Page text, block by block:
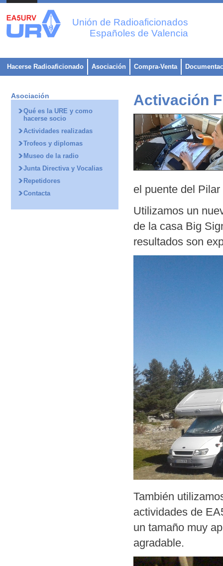
Unión de Radioaficionados
Españoles de Valencia
Hacerse Radioaficionado Asociación Compra-Venta
Activación
el puente del
Utilizamos un
de la casa Big
resultados son
También
actividades de
un tamaño muy
agradable.
Asociación
Qué es la URE y como
hacerse socio
Actividades realizadas
Trofeos y diplomas
Museo de la radio
Junta Directiva y Vocalias
Repetidores
Contacta